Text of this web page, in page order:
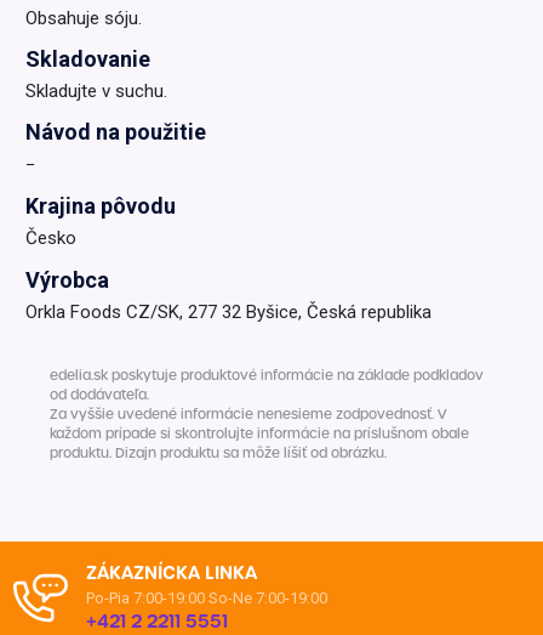
Obsahuje sóju.
Skladovanie
Skladujte v suchu.
Návod na použitie
−
Krajina pôvodu
Česko
Výrobca
Orkla Foods CZ/SK, 277 32 Byšice, Česká republika
edelia.sk poskytuje produktové informácie na základe podkladov
od dodávateľa.
Za vyššie uvedené informácie nenesieme zodpovednosť. V
každom prípade si skontrolujte informácie na príslušnom obale
produktu. Dizajn produktu sa môže líšiť od obrázku.
ZÁKAZNÍCKA LINKA
Po-Pia 7:00-19:00 So-Ne 7:00-19:00
+421 2 2211 5551